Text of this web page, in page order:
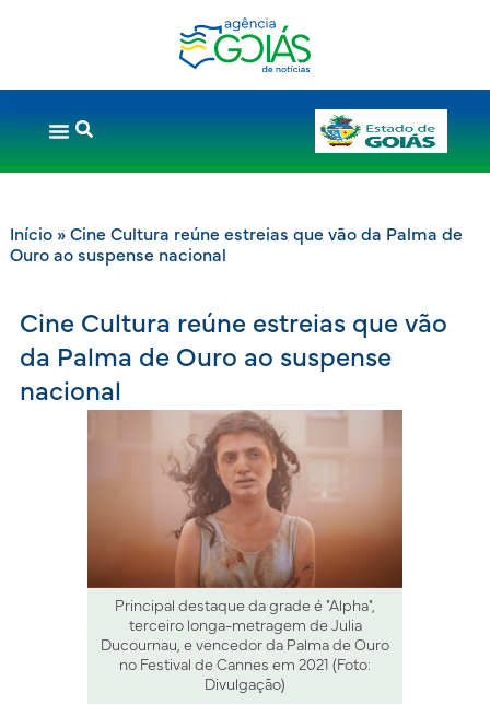
Início» Cine Cultura reúne estreias que vão da Palma de
Ouro ao suspense nacional
Cine Cultura reúne estreias que vão
da Palma de Ouro ao suspense
nacional
Principal destaque da grade é "Alpha",
terceiro longa-metragem de Julia
Ducournau, e vencedor da Palma de Ouro
no Festival de Cannes em 2021 (Foto:
Divulgação)